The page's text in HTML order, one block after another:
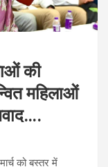
की
महिलाओं
को बस्तर में